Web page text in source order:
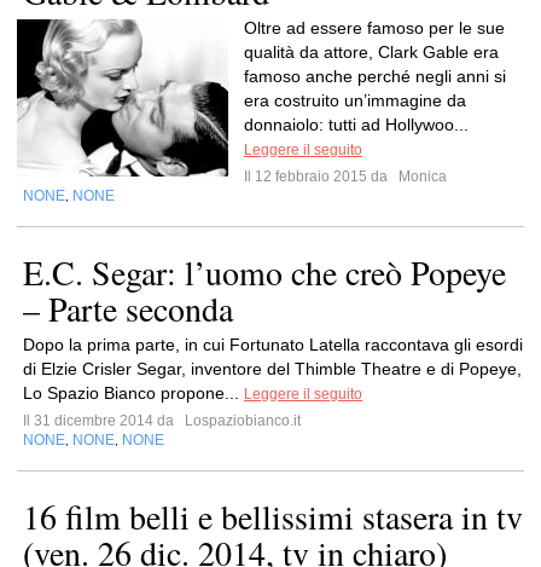
Oltre ad essere famoso per le sue
qualità da attore, Clark Gable era
famoso anche perché negli anni si
era costruito un’immagine da
donnaiolo: tutti ad Hollywoo...
Leggere il seguito
Il 12 febbraio 2015 da
Monica
NONE NONE
E.C. Segar: l’uomo che creò Popeye
– Parte seconda
Dopo la prima parte, in cui Fortunato Latella raccontava gli esordi
di Elzie Crisler Segar, inventore del Thimble Theatre e di Popeye,
Lo Spazio Bianco propone...
Leggere il seguito
Il 31 dicembre 2014 da
Lospaziobianco.it
NONE NONE NONE
16 film belli e bellissimi stasera in tv
(ven. 26 dic. 2014, tv in chiaro)